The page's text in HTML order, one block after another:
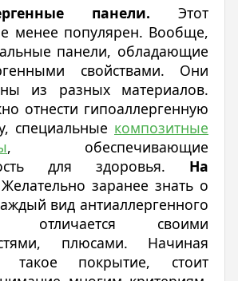
панели. Этот
менее популярен. Вообще,
панели, обладающие
свойствами. Они
из разных материалов.
отнести гипоаллергенную
специальные композитные
, обеспечивающие
для здоровья. На
Желательно заранее знать о
вид антиаллергенного
отличается своими
плюсами. Начиная
такое покрытие, стоит